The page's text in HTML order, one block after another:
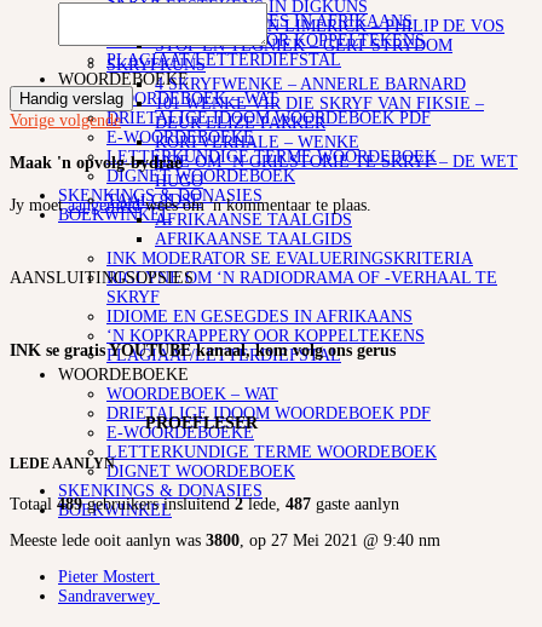
IDIOME EN GESEGDES IN AFRIKAANS
‘N KOPKRAPPERY OOR KOPPELTEKENS
PLAGIAAT/LETTERDIEFSTAL
WOORDEBOEKE
WOORDEBOEK – WAT
DRIETALIGE IDOOM WOORDEBOEK PDF
E-WOORDEBOEKE
LETTERKUNDIGE TERME WOORDEBOEK
DIGNET WOORDEBOEK
SKENKINGS & DONASIES
BOEKWINKEL
LEESTEKENS IN DIGKUNS
SO SKRYF JY ‘N LIMERICK – PHILIP DE VOS
STOF EN TEGNIEK – GERT STRYDOM
SKRYFKUNS
4 SKRYFWENKE – ANNERLE BARNARD
101 WENKE VIR DIE SKRYF VAN FIKSIE –
DEUR ELIZE PARKER
KORTVERHALE – WENKE
HOE OM ‘N GRILSTORIE TE SKRYF – DE WET
HUGO
TAALGIDSE
AFRIKAANSE TAALGIDS
AFRIKAANSE TAALGIDS
INK MODERATOR SE EVALUERINGSKRITERIA
RIGLYNE OM ‘N RADIODRAMA OF -VERHAAL TE
SKRYF
IDIOME EN GESEGDES IN AFRIKAANS
‘N KOPKRAPPERY OOR KOPPELTEKENS
PLAGIAAT/LETTERDIEFSTAL
WOORDEBOEKE
WOORDEBOEK – WAT
DRIETALIGE IDOOM WOORDEBOEK PDF
E-WOORDEBOEKE
LETTERKUNDIGE TERME WOORDEBOEK
DIGNET WOORDEBOEK
SKENKINGS & DONASIES
BOEKWINKEL
Handig verslag
Vorige volgende
Maak 'n opvolg-bydrae
Jy moetaangemeldwees om 'n kommentaar te plaas.
AANSLUITINGSOPSIES
INK se gratis YOUTUBE kanaal, kom volg ons gerus
PROEFLESER
LEDE AANLYN
Totaal 489gebruikers insluitend2lede, 487 gaste aanlyn
Meeste lede ooit aanlyn was 3800, op 27 Mei 2021 @ 9:40 nm
Pieter Mostert
Sandraverwey